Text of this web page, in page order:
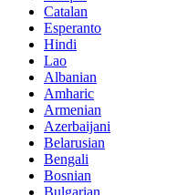
Catalan
Esperanto
Hindi
Lao
Albanian
Amharic
Armenian
Azerbaijani
Belarusian
Bengali
Bosnian
Bulgarian